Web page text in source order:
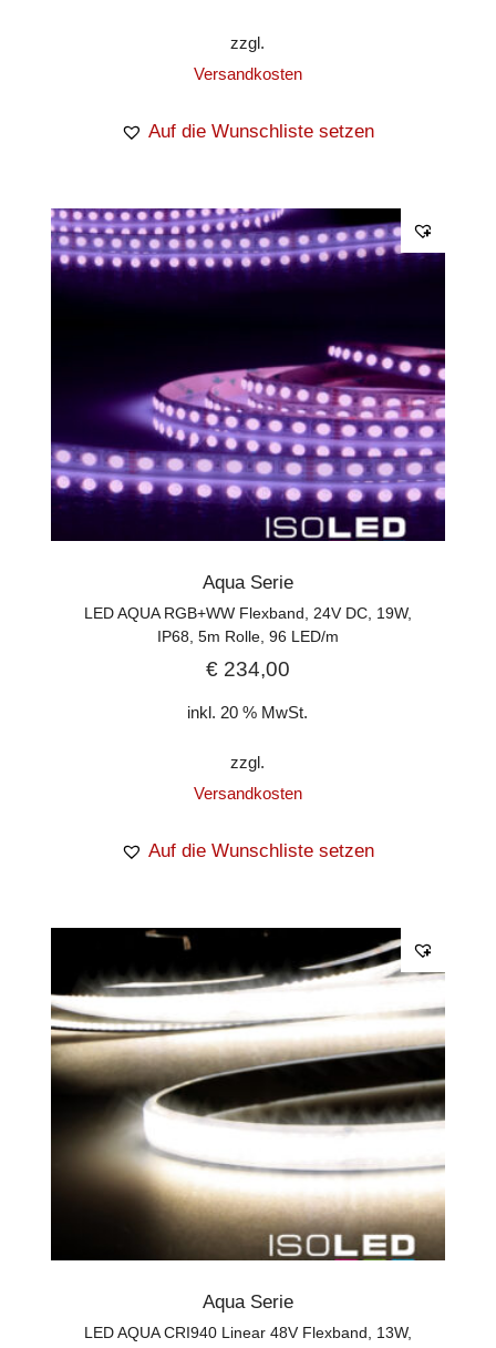
zzgl.
Versandkosten
Auf die Wunschliste setzen
Aqua Serie
LED AQUA RGB+WW Flexband, 24V DC, 19W,
IP68, 5m Rolle, 96 LED/m
€234,00
inkl. 20 % MwSt.
zzgl.
Versandkosten
Auf die Wunschliste setzen
Aqua Serie
LED AQUA CRI940 Linear 48V Flexband, 13W,